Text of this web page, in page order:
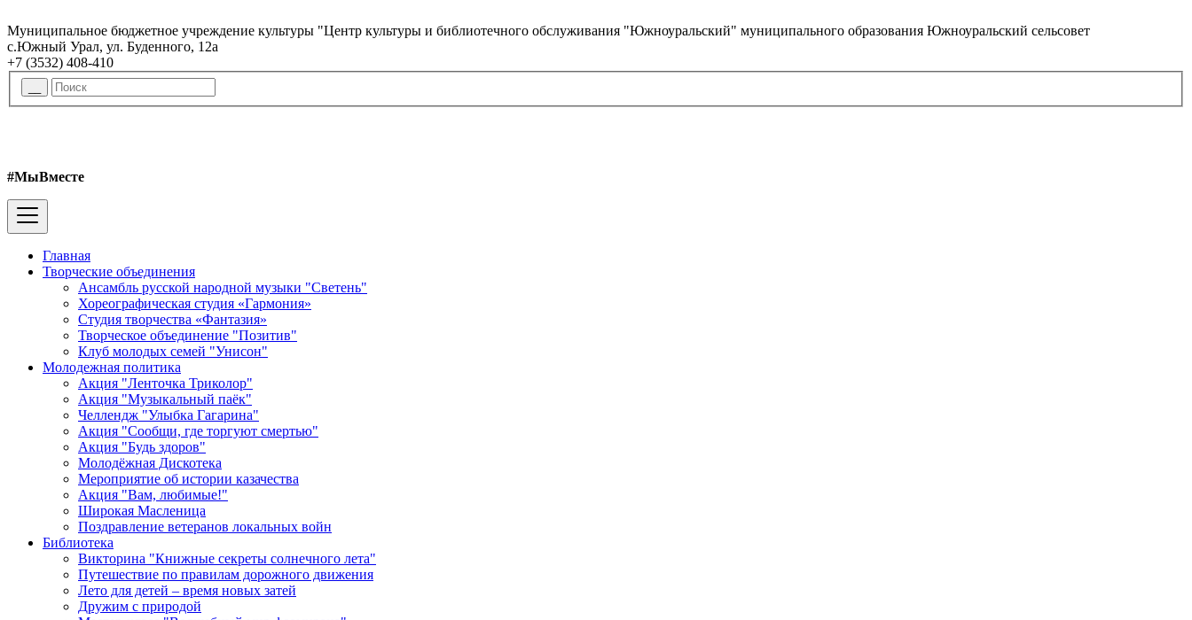
Муниципальное бюджетное учреждение культуры "Центр культуры и библиотечного обслуживания "Южноуральский" муниципального образования Южноуральский сельсовет
с.Южный Урал, ул. Буденного, 12а
+7 (3532) 408-410
#МыВместе
Главная
Творческие объединения
Ансамбль русской народной музыки "Светень"
Хореографическая студия «Гармония»
Студия творчества «Фантазия»
Творческое объединение "Позитив"
Клуб молодых семей "Унисон"
Молодежная политика
Акция "Ленточка Триколор"
Акция "Музыкальный паёк"
Челлендж "Улыбка Гагарина"
Акция "Сообщи, где торгуют смертью"
Акция "Будь здоров"
Молодёжная Дискотека
Мероприятие об истории казачества
Акция "Вам, любимые!"
Широкая Масленица
Поздравление ветеранов локальных войн
Библиотека
Викторина "Книжные секреты солнечного лета"
Путешествие по правилам дорожного движения
Лето для детей – время новых затей
Дружим с природой